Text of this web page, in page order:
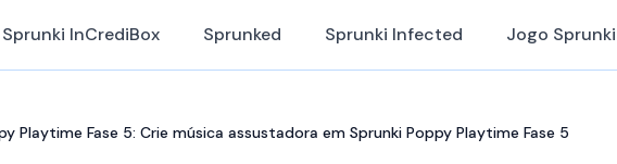
Sprunki InCrediBox Sprunked Sprunki Infected Jogo Sprunki
Playtime Fase 5: Crie música assustadora em Sprunki Poppy Playtime Fase 5